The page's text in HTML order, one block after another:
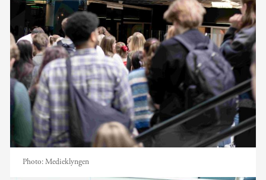
Photo:Medieklyngen